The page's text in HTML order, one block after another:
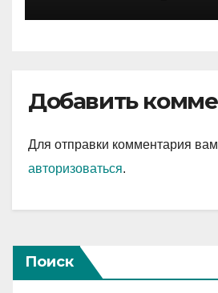
Добавить
Для отправки комментария
авторизоваться.
Поиск